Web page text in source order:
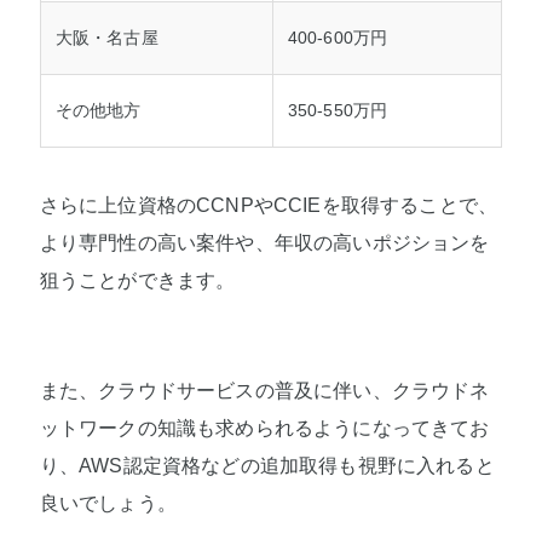
大阪・名古屋 400-600万円
その他地方 350-550万円
さらに上位資格のCCNPやCCIEを取得することで、
より専門性の高い案件や、年収の高いポジションを
狙うことができます。
また、クラウドサービスの普及に伴い、クラウドネ
ットワークの知識も求められるようになってきてお
り、AWS認定資格などの追加取得も視野に入れると
良いでしょう。